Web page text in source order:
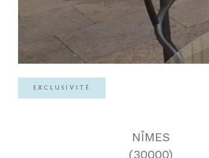
EXCLUSIVITÉ
NÎMES
(30000)